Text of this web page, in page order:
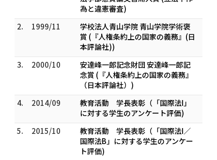
為と違憲審査)
2.
1999/11
学校法人青山学院 青山学院学術褒
賞 (『人権条約上の国家の義務』(日
本評論社))
3.
2000/10
安達峰一郎記念財団 安達峰一郎記
念賞 (『人権条約上の国家の義務』
（日本評論社）)
4.
2014/09
教育活動 学長表彰（「国際法I」
に対する学生のアンケート評価)
5.
2015/10
教育活動 学長表彰（「国際法I／
国際法B」に対する学生のアンケー
ト評価)